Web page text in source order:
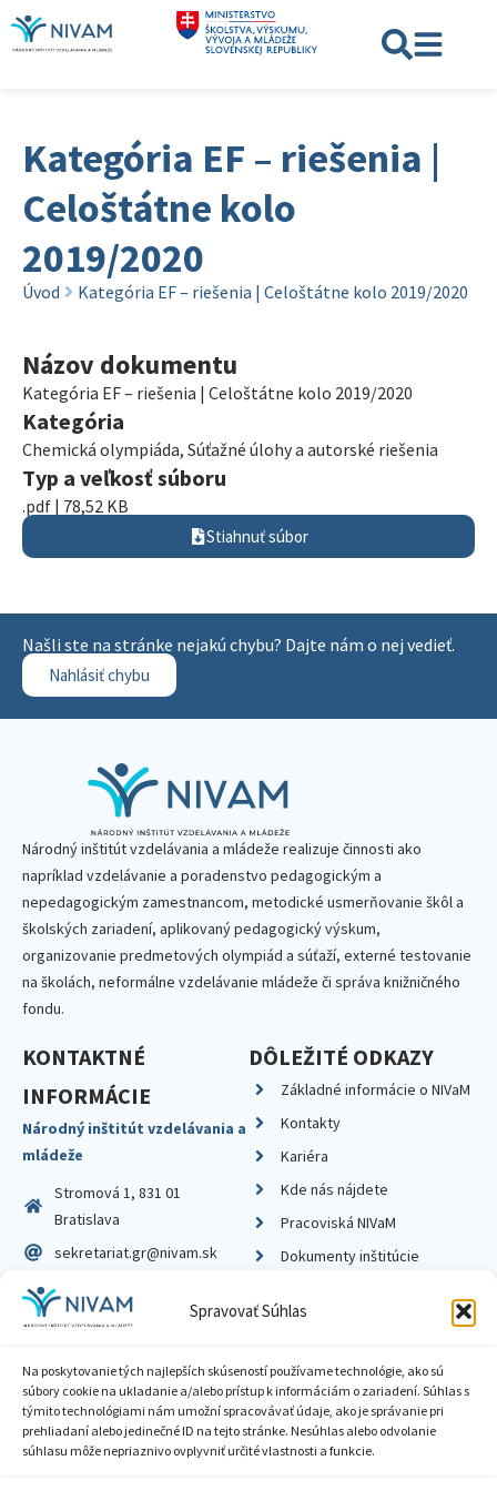
Spravovať Súhlas
Na poskytovanie tých najlepších skúseností používame technológie, ako sú
súbory cookie na ukladanie a/alebo prístup k informáciám o zariadení. Súhlas s
týmito technológiami nám umožní spracovávať údaje, ako je správanie pri
prehliadaní alebo jedinečné ID na tejto stránke. Nesúhlas alebo odvolanie
súhlasu môže nepriaznivo ovplyvniť určité vlastnosti a funkcie.
Kategória EF – riešenia |
Celoštátne kolo
2019/2020
Úvod Kategória EF – riešenia | Celoštátne kolo 2019/2020
Názov dokumentu
Kategória EF – riešenia | Celoštátne kolo 2019/2020
Kategória
Chemická olympiáda, Súťažné úlohy a autorské riešenia
Typ a veľkosť súboru
.pdf | 78,52 KB
Stiahnuť súbor
Našli ste na stránke nejakú chybu? Dajte nám o nej vedieť.
Nahlásiť chybu
Národný inštitút vzdelávania a mládeže realizuje činnosti ako
napríklad vzdelávanie a poradenstvo pedagogickým a
nepedagogickým zamestnancom, metodické usmerňovanie škôl a
školských zariadení, aplikovaný pedagogický výskum,
organizovanie predmetových olympiád a súťaží, externé testovanie
na školách, neformálne vzdelávanie mládeže či správa knižničného
fondu.
KONTAKTNÉ
INFORMÁCIE
Národný inštitút vzdelávania a
mládeže
Stromová 1, 831 01
Bratislava
sekretariat.gr@nivam.sk
IČO: 00164348
DIČ: 2020798714
DÔLEŽITÉ ODKAZY
Základné informácie o NIVaM
Kontakty
Kariéra
Kde nás nájdete
Pracoviská NIVaM
Dokumenty inštitúcie
Zásady ochrany súkromia